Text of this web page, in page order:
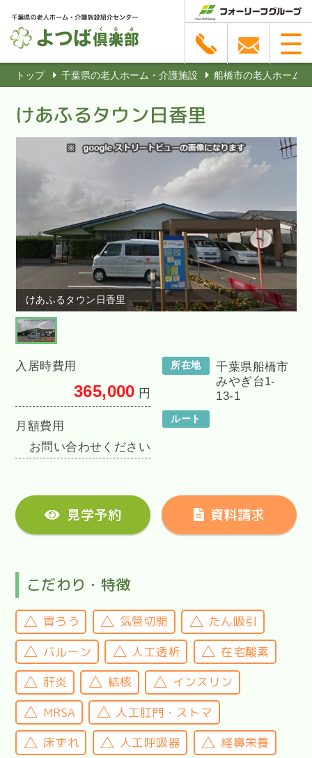
トップ 千葉県の老人ホーム・介護施設 船橋市の老人ホーム
けあふるタウン日香里
けあふるタウン日香里
入居時費用
365,000 円
月額費用
お問い合わせください
所在地
千葉県船橋市
みやぎ台1-
13-1
ルート
見学予約 資料請求
こだわり・特徴
胃ろう 気管切開
たん吸引
バルーン
人工透析
在宅酸素
肝炎
結核
インスリン
MRSA
人工肛門・ストマ
床ずれ
人工呼吸器
経鼻栄養